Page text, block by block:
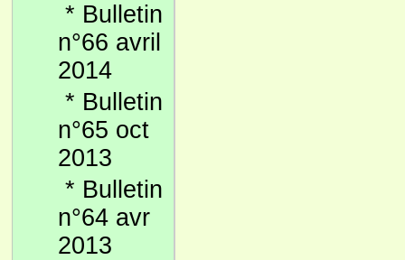
* Bulletin
n°66 avril
2014
* Bulletin
n°65 oct
2013
* Bulletin
n°64 avr
2013